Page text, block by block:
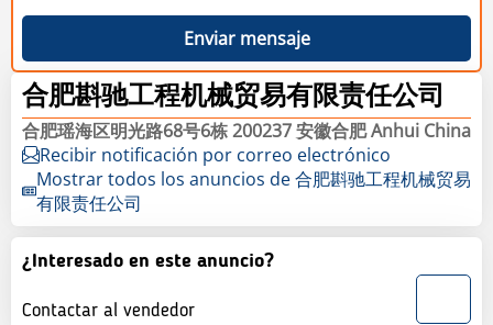
Enviar mensaje
合肥斟驰工程机械贸易有限责任公司
合肥瑶海区明光路68号6栋 200237 安徽合肥 Anhui China
Recibir notificación por correo electrónico
Mostrar todos los anuncios de 合肥斟驰工程机械贸易
有限责任公司
¿Interesado en este anuncio?
Contactar al vendedor